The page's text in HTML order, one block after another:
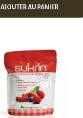
AJOUTER AU PANIER